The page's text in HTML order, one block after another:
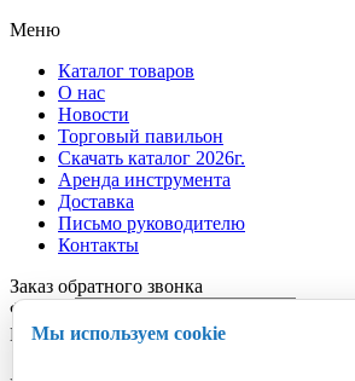
Меню
Каталог товаров
О нас
Новости
Торговый павильон
Скачать каталог 2026г.
Аренда инструмента
Доставка
Письмо руководителю
Контакты
Заказ обратного звонка
Ф.И.О.
Контактный телефон*
Мы используем cookie